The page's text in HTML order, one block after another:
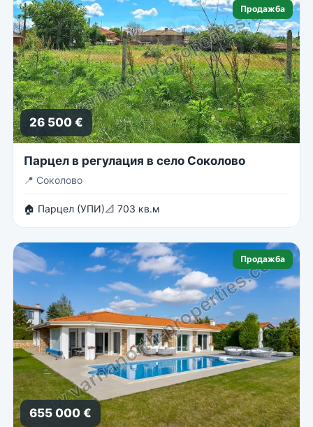
Продажба
26 500 €
Парцел в регулация в село Соколово
📍 Соколово
🏠 Парцел (УПИ)📐 703 кв.м
Продажба
655 000 €